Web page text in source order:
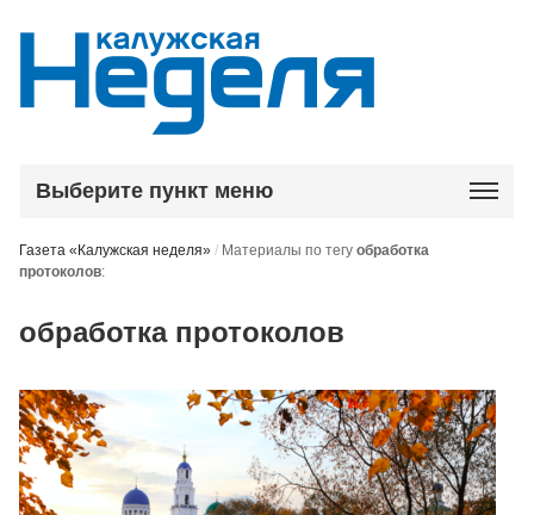
Выберите пункт меню
Газета «Калужская неделя» / Материалы по тегуобработка
протоколов:
обработка протоколов